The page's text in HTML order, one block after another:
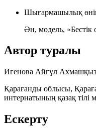
Шығармашылық
Ән, модель, «Бестік
Автор туралы
Игенова Айгүл
Қарағанды облысы,
интернатының қазақ тілі
Ескерту